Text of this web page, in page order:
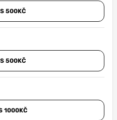
500KČ
500KČ
1000KČ